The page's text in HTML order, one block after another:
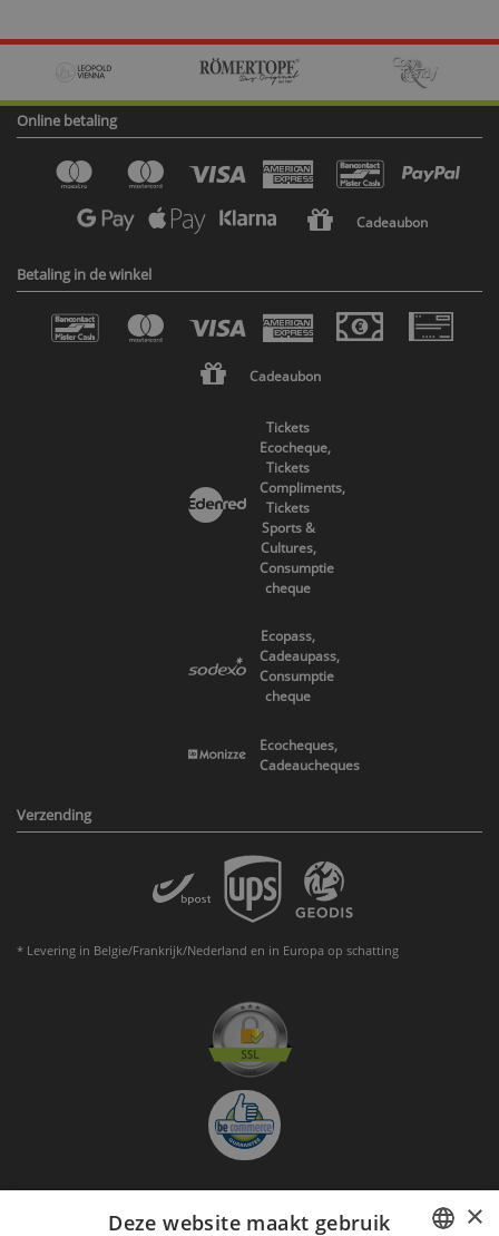
Online betaling
Cadeaubon
Betaling in de winkel
Cadeaubon
Tickets
Ecocheque,
Tickets
Compliments,
Tickets
Sports &
Cultures,
Consumptie
cheque
Ecopass,
Cadeaupass,
Consumptie
cheque
Ecocheques,
Cadeaucheques
Verzending
* Levering in Belgie/Frankrijk/Nederland en in Europa op schatting
Aanmelden nieuwsbrief ×
Deze website maakt gebruik